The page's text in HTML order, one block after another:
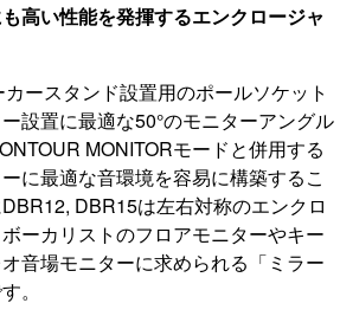
高い性能を発揮するエンクロージャ
ースタンド設置用のポールソケット
設置に最適な50°のモニターアングル
MONITORモードと併用する
に最適な音環境を容易に構築するこ
DBR15は左右対称のエンクロ
ーカリストのフロアモニターやキー
音場モニターに求められる「ミラー
。